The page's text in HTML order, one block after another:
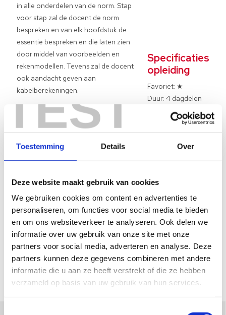
TEST
Toestemming Details Over
Deze website maakt gebruik van cookies
We gebruiken cookies om content en advertenties te
personaliseren, om functies voor social media te bieden
en om ons websiteverkeer te analyseren. Ook delen we
informatie over uw gebruik van onze site met onze
partners voor social media, adverteren en analyse. Deze
partners kunnen deze gegevens combineren met andere
informatie die u aan ze heeft verstrekt of die ze hebben
verzameld op basis van uw gebruik van hun services.
in alle onderdelen van de norm. Stap
voor stap zal de docent de norm
bespreken en van elk hoofdstuk de
essentie bespreken en die laten zien
door middel van voorbeelden en
rekenmodellen. Tevens zal de docent
ook aandacht geven aan
kabelberekeningen.
Naast de NEN 1010; 2007 worden de
correctiebladen C1 2008 ook integraal
aandacht aan de NPR 5310 worden
besteed.
Veiligheid
Kennis van elektrotechniek is een pre
gezien de technische termen en
begrippen die de revue passeren.
Specificaties
opleiding
Favoriet: ★
Duur: 4 dagdelen
Diploma: Ja
Vakgebied: NEN 10
(NEN & Veiligheid)
Locatie(s):
Apeldoorn